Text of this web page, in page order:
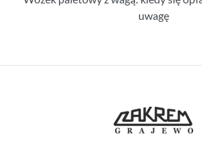
uwagę